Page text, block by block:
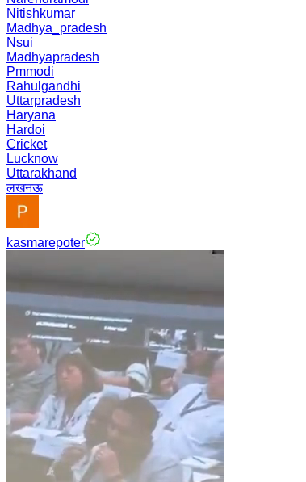
Nitishkumar
Madhya_pradesh
Nsui
Madhyapradesh
Pmmodi
Rahulgandhi
Uttarpradesh
Haryana
Hardoi
Cricket
Lucknow
Uttarakhand
लखनऊ
kasmarepoter